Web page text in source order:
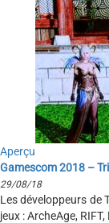
Aperçu
Gamescom 2018 –
29/08/18
Les développeurs de
jeux : ArcheAge,